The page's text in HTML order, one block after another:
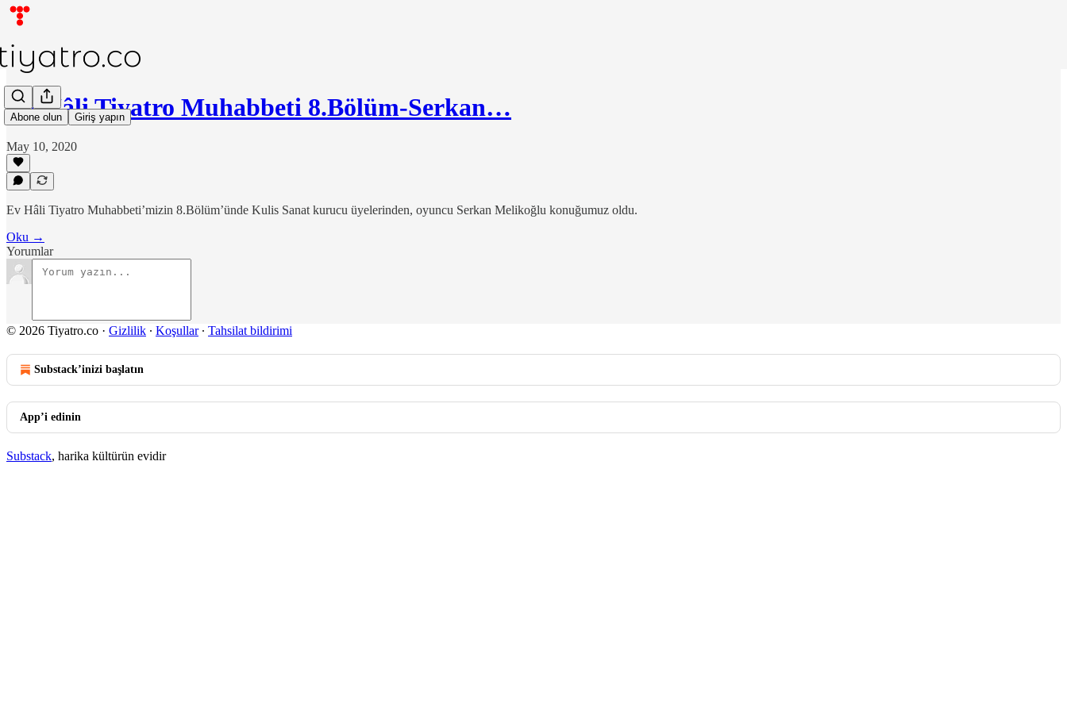
Abone olun Giriş yapın
Ev Hâli Tiyatro Muhabbeti 8.Bölüm-Serkan…
May 10, 2020
Ev Hâli Tiyatro Muhabbeti’mizin 8.Bölüm’ünde Kulis Sanat kurucu üyelerinden, oyuncu Serkan Melikoğlu konuğumuz oldu.
Oku →
Yorumlar
© 2026 Tiyatro.co · Gizlilik ∙ Koşullar∙ Tahsilat bildirimi
Substack’inizi başlatın
App’i edinin
Substack, harika kültürün evidir